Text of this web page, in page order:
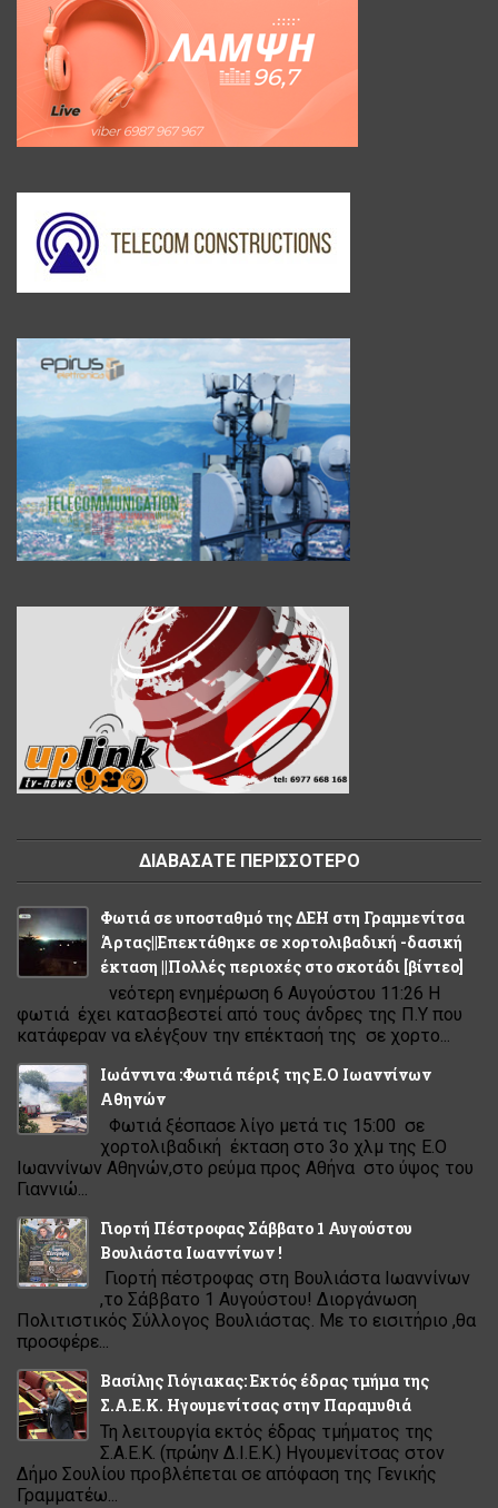
ΔΙΑΒΑΣΑΤΕ ΠΕΡΙΣΣΟΤΕΡΟ
Φωτιά σε υποσταθμό της ΔΕΗ στη Γραμμενίτσα
Άρτας||Επεκτάθηκε σε χορτολιβαδική -δασική
έκταση ||Πολλές περιοχές στο σκοτάδι [βίντεο]
νεότερη ενημέρωση 6 Αυγούστου 11:26 Η
φωτιά έχει κατασβεστεί από τους άνδρες της Π.Υ που
κατάφεραν να ελέγξουν την επέκτασή της σε χορτο...
Ιωάννινα :Φωτιά πέριξ της Ε.Ο Ιωαννίνων
Αθηνών
Φωτιά ξέσπασε λίγο μετά τις 15:00 σε
χορτολιβαδική έκταση στο 3ο χλμ της Ε.Ο
Ιωαννίνων Αθηνών,στο ρεύμα προς Αθήνα στο ύψος του
Γιαννιώ...
Γιορτή Πέστροφας Σάββατο 1 Αυγούστου
Βουλιάστα Ιωαννίνων !
Γιορτή πέστροφας στη Βουλιάστα Ιωαννίνων
,το Σάββατο 1 Αυγούστου! Διοργάνωση
Πολιτιστικός Σύλλογος Βουλιάστας. Με το εισιτήριο ,θα
προσφέρε...
Βασίλης Γιόγιακας: Εκτός έδρας τμήμα της
Σ.Α.Ε.Κ. Ηγουμενίτσας στην Παραμυθιά
Τη λειτουργία εκτός έδρας τμήματος της
Σ.Α.Ε.Κ. (πρώην Δ.Ι.Ε.Κ.) Ηγουμενίτσας στον
Δήμο Σουλίου προβλέπεται σε απόφαση της Γενικής
Γραμματέω...